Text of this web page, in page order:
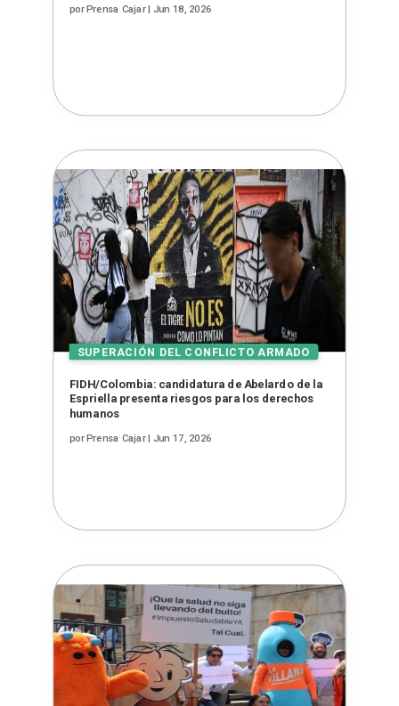
porPrensa Cajar| Jun 18, 2026
FIDH/Colombia: candidatura de Abelardo de la
Espriella presenta riesgos para los derechos
humanos
por Prensa Cajar| Jun 17, 2026